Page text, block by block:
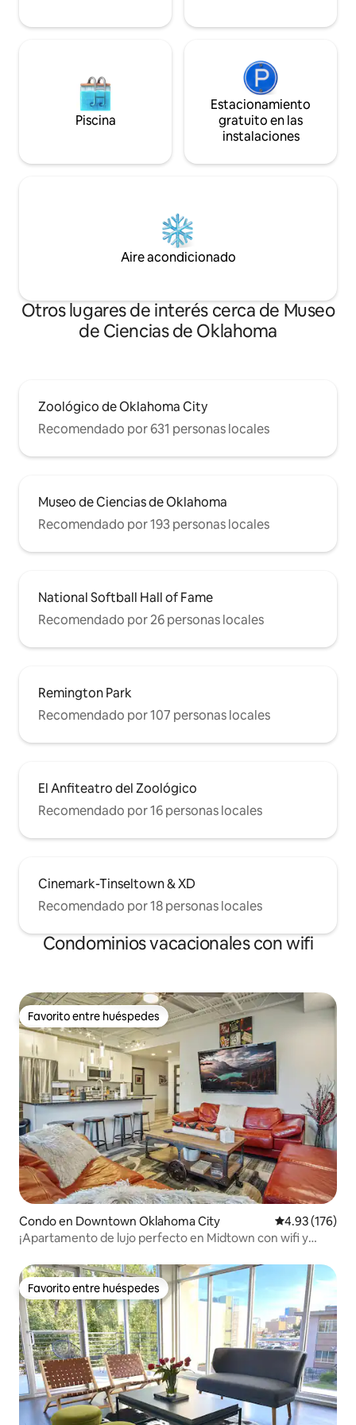
Piscina
Estacionamiento
gratuito en las
instalaciones
Aire acondicionado
Otros lugares de interés cerca de Museo
de Ciencias de Oklahoma
Zoológico de Oklahoma City
Recomendado por 631 personas locales
Museo de Ciencias de Oklahoma
Recomendado por 193 personas locales
National Softball Hall of Fame
Recomendado por 26 personas locales
Remington Park
Recomendado por 107 personas locales
El Anfiteatro del Zoológico
Recomendado por 16 personas locales
Cinemark-Tinseltown & XD
Recomendado por 18 personas locales
Condominios vacacionales con wifi
Favorito entre huéspedes
Favorito entre huéspedes
Condo en Downtown Oklahoma City Calificación
4.93 (176)
¡Apartamento de lujo perfecto en Midtown con wifi y
Favorito entre huéspedes
Favorito entre huéspedes